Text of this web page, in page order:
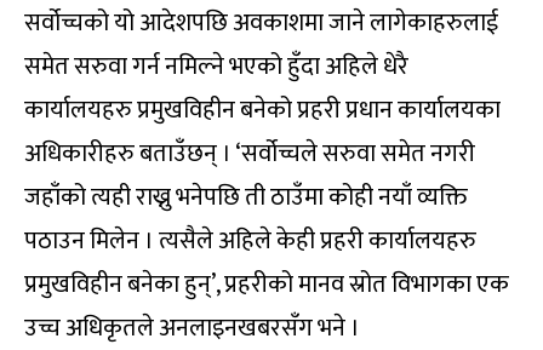
सर्वोच्चको यो आदेशपछि अवकाशमा जाने लागेकाहरुलाई
समेत सरुवा गर्न नमिल्ने भएको हुँदा अहिले धेरै
कार्यालयहरु प्रमुखविहीन बनेको प्रहरी प्रधान कार्यालयका
अधिकारीहरु बताउँछन् । ‘सर्वोच्चले सरुवा समेत नगरी
जहाँको त्यही राख्नु भनेपछि ती ठाउँमा कोही नयाँ व्यक्ति
पठाउन मिलेन । त्यसैले अहिले केही प्रहरी कार्यालयहरु
प्रमुखविहीन बनेका हुन्’, प्रहरीको मानव स्रोत विभागका एक
उच्च अधिकृतले अनलाइनखबरसँग भने ।